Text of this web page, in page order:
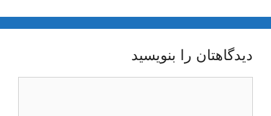
دیدگاهتان را بنویسید